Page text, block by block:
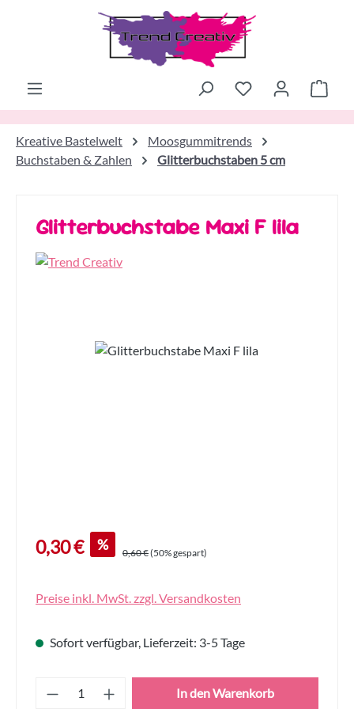
Zum Hauptinhalt springen
Kreative Bastelwelt
Moosgummitrends
Buchstaben & Zahlen
Glitterbuchstaben 5 cm
Glitterbuchstabe Maxi F lila
Bildergalerie überspringen
Verkaufspreis:
0,30 € % Regulärer Preis:
0,60 €(50% gespart)
Preise inkl. MwSt. zzgl. Versandkosten
Sofort verfügbar, Lieferzeit: 3-5 Tage
Produkt Anzahl: Gib den gewünschten
In den Warenkorb